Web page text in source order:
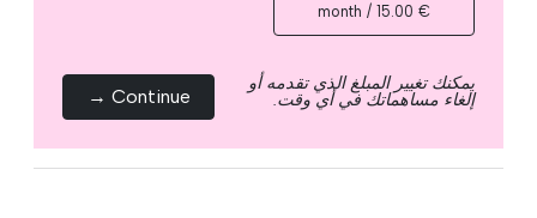
€ 15.00 / month
يمكنك تغيير المبلغ الذي تقدمه أو
إلغاء مساهماتك في أي وقت. Continue →